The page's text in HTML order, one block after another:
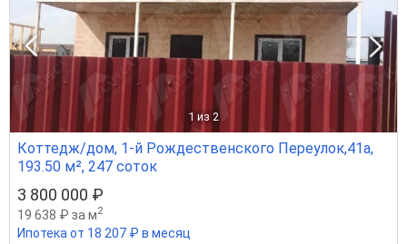
1 из 2
Коттедж/дом, 1-й Рождественского Переулок,41а,
193.50 м², 247 соток
3 800 000 ₽
19 638 ₽ за м2
Ипотека от 18 207 ₽ в месяц